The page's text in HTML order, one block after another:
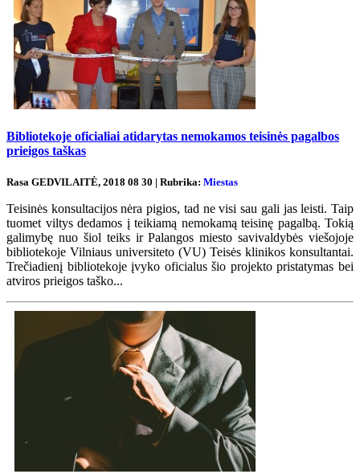
Bibliotekoje oficialiai atidarytas nemokamos teisinės pagalbos
prieigos taškas
Rasa GEDVILAITĖ, 2018 08 30 | Rubrika: Miestas
Teisinės konsultacijos nėra pigios, tad ne visi sau gali jas leisti. Taip
tuomet viltys dedamos į teikiamą nemokamą teisinę pagalbą. Tokią
galimybę nuo šiol teiks ir Palangos miesto savivaldybės viešojoje
bibliotekoje Vilniaus universiteto (VU) Teisės klinikos konsultantai.
Trečiadienį bibliotekoje įvyko oficialus šio projekto pristatymas bei
atviros prieigos taško...